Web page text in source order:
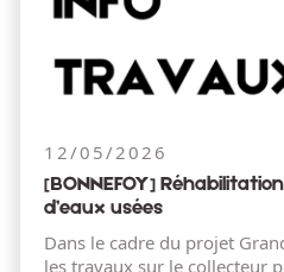
12/05/2026
[BONNEFOY]
d’eaux usées
Dans le cadre du projet
les travaux sur le collecteur